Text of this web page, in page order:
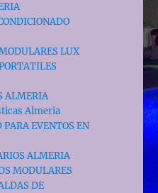
LUX
ALMERIA
Almeria
PARA EVENTOS EN
ALMERIA
MODULARES
DE